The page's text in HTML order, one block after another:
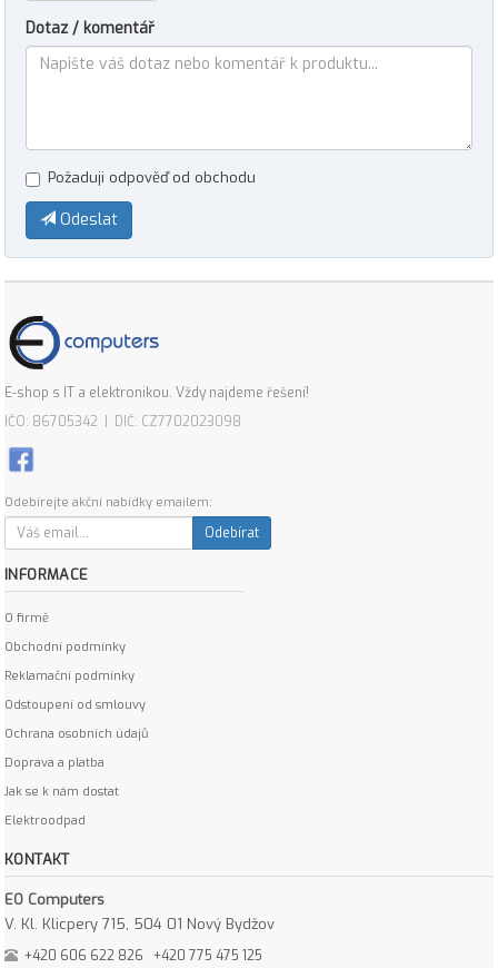
Dotaz / komentář
Požaduji odpověď od obchodu
Odeslat
E-shop s IT a elektronikou. Vždy najdeme řešení!
IČO: 86705342 | DIČ: CZ7702023098
Odebírejte akční nabídky emailem:
Odebírat
INFORMACE
O firmě
Obchodní podmínky
Reklamační podmínky
Odstoupení od smlouvy
Ochrana osobních údajů
Doprava a platba
Jak se k nám dostat
Elektroodpad
KONTAKT
EO Computers
V. Kl. Klicpery 715, 504 01 Nový Bydžov
+420 606 622 826 +420 775 475 125